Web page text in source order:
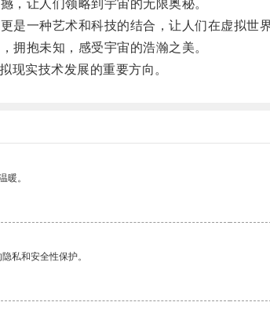
让人们领略到宇宙的无限奥秘。
一种艺术和科技的结合，让人们在虚拟世界
抱未知，感受宇宙的浩瀚之美。
实技术发展的重要方向。
暖。
私和安全性保护。